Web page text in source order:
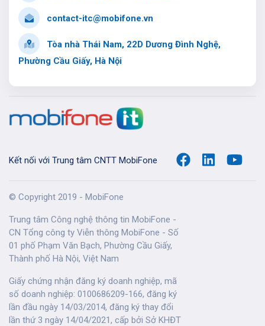
contact-itc@mobifone.vn
Tòa nhà Thái Nam, 22D Dương Đình Nghệ,
Phường Cầu Giấy, Hà Nội
Kết nối với Trung tâm CNTT MobiFone
© Copyright 2019 - MobiFone
Trung tâm Công nghệ thông tin MobiFone -
CN Tổng công ty Viễn thông MobiFone - Số
01 phố Phạm Văn Bạch, Phường Cầu Giấy,
Thành phố Hà Nội, Việt Nam
Giấy chứng nhận đăng ký doanh nghiệp, mã
số doanh nghiệp: 0100686209-166, đăng ký
lần đầu ngày 14/03/2014, đăng ký thay đổi
lần thứ 3 ngày 14/04/2021, cấp bởi Sở KHĐT